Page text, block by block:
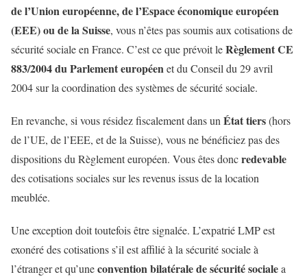
de l’Union européenne, de l’Espace économique européen
(EEE) ou de la Suisse, vous n’êtes pas soumis aux cotisations de
sécurité sociale en France. C’est ce que prévoit leRèglement CE
883/2004 du Parlement européenet du Conseil du 29 avril
2004 sur la coordination des systèmes de sécurité sociale.
En revanche, si vous résidez fiscalement dans un État tiers(hors
de l’UE, de l’EEE, et de la Suisse), vous ne bénéficiez pas des
dispositions du Règlement européen. Vous êtes doncredevable
des cotisations sociales sur les revenus issus de la location
meublée.
Une exception doit toutefois être signalée. L’expatrié LMP est
exonéré des cotisations s’il est affilié à la sécurité sociale à
l’étranger et qu’uneconvention bilatérale de sécurité socialea